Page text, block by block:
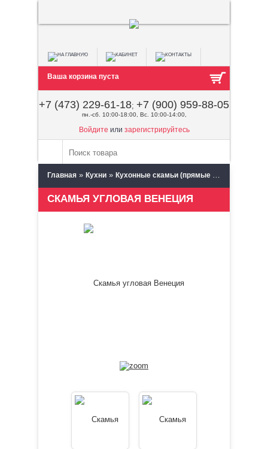
Ваша корзина пуста
+7 (473) 229-61-18; +7 (900) 959-88-05
пн.-сб. 10:00-18:00, Вс. 10:00-14:00,
Войдите или зарегистрируйтесь
Главная » Кухни » Кухонные скамьи (прямые и угловые)
СКАМЬЯ УГЛОВАЯ ВЕНЕЦИЯ